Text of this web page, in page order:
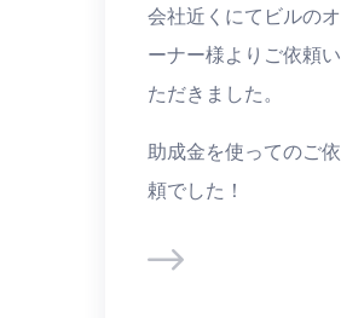
会社近くにてビルのオ
ーナー様よりご依頼い
ただきました。
助成金を使ってのご依
頼でした！